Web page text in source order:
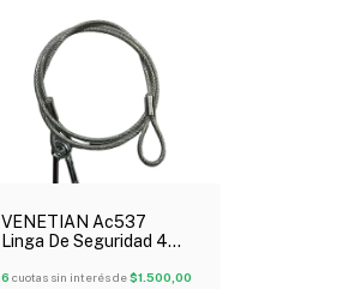
VENETIAN Ac537
Linga De Seguridad 4
6 cuotas sin interés de$1.500,00